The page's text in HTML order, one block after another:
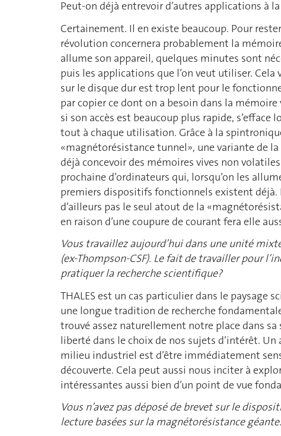
Peut-on déjà entrevoir d’autres applications à
Certainement. Il en existe beaucoup. Pour
révolution concernera probablement la
allume son appareil, quelques minutes sont
puis les applications que l’on veut utiliser.
sur le disque dur est trop lent pour le
par copier ce dont on a besoin dans la
si son accès est beaucoup plus rapide,
tout à chaque utilisation. Grâce à la
«magnétorésistance tunnel», une variante de
déjà concevoir des mémoires vives non
prochaine d’ordinateurs qui, lorsqu’on les
premiers dispositifs fonctionnels existent déjà.
d’ailleurs pas le seul atout de la
en raison d’une coupure de courant fera elle
Vous travaillez aujourd’hui dans une unité
(ex-Thompson-CSF). Le fait de travailler pour
pratiquer la recherche scientifique?
THALES est un cas particulier dans le paysage
une longue tradition de recherche
trouvé assez naturellement notre place dans
liberté dans le choix de nos sujets d’intérêt.
milieu industriel est d’être immédiatement
découverte. Cela peut aussi nous inciter à
intéressantes aussi bien d’un point de vue
Vous n’avez pas déposé de brevet sur le
lecture basées sur la magnétorésistance